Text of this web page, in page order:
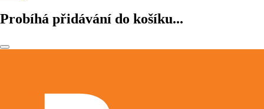
Probíhá přidávání do košíku...